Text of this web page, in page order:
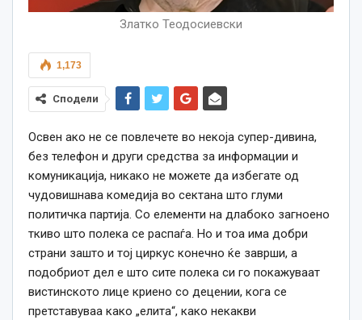
Златко Теодосиевски
1,173
Сподели
Освен ако не се повлечете во некоја супер-дивина,
без телефон и други средства за информации и
комуникација, никако не можете да избегате од
чудовишнава комедија во сектана што глуми
политичка партија. Со елементи на длабоко загноено
ткиво што полека се распаѓа. Но и тоа има добри
страни зашто и тој циркус конечно ќе заврши, а
подобриот дел е што сите полека си го покажуваат
вистинското лице криено со децении, кога се
претставуваа како „елита“, како некакви